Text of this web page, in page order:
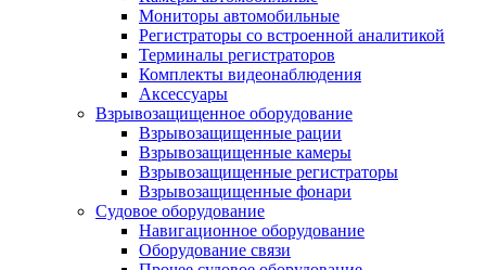
Мониторы автомобильные
Регистраторы со встроенной аналитикой
Терминалы регистраторов
Комплекты видеонаблюдения
Аксессуары
Взрывозащищенное оборудование
Взрывозащищенные рации
Взрывозащищенные камеры
Взрывозащищенные регистраторы
Взрывозащищенные фонари
Судовое оборудование
Навигационное оборудование
Оборудование связи